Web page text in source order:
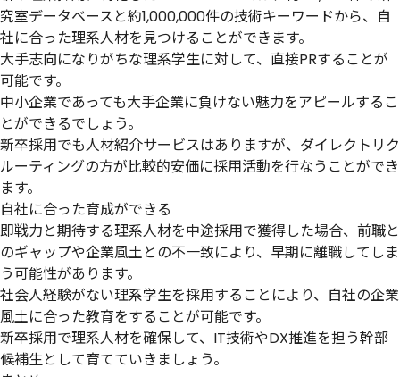
究室データベースと約1,000,000件の技術キーワードから、自
社に合った理系人材を見つけることができます。
大手志向になりがちな理系学生に対して、直接PRすることが
可能です。
中小企業であっても大手企業に負けない魅力をアピールするこ
とができるでしょう。
新卒採用でも人材紹介サービスはありますが、ダイレクトリク
ルーティングの方が比較的安価に採用活動を行なうことができ
ます。
自社に合った育成ができる
即戦力と期待する理系人材を中途採用で獲得した場合、 前職と
のギャップや企業風土との不一致により、早期に離職してしま
う可能性があります。
社会人経験がない理系学生を採用することにより、 自社の企業
風土に合った教育をすることが可能です。
新卒採用で理系人材を確保して、IT技術やDX推進を担う幹部
候補生として育てていきましょう。